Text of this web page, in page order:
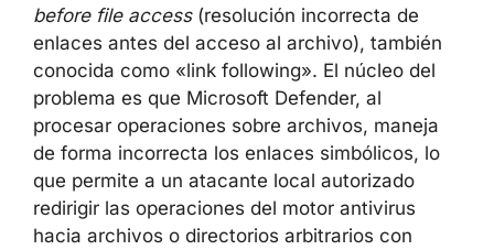
pertenece a la claseimproper link resolution
before file access (resolución incorrecta de
enlaces antes del acceso al archivo), también
conocida como «link following». El núcleo del
problema es que Microsoft Defender, al
procesar operaciones sobre archivos, maneja
de forma incorrecta los enlaces simbólicos, lo
que permite a un atacante local autorizado
redirigir las operaciones del motor antivirus